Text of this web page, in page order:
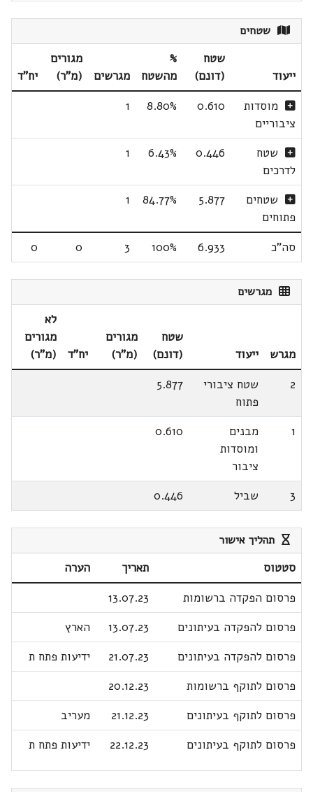
שטחים
ייעוד
שטח
(דונם)
%
מהשטח
מגרשים
מגורים
(מ"ר)
יח"ד
מוסדות
ציבוריים
0.610
8.80%
1
שטח
לדרכים
0.446
6.43%
1
שטחים
פתוחים
5.877
84.77%
1
סה"כ 6.933
100%
3
0
0
מגרשים
מגרש ייעוד
שטח
(דונם)
מגורים
(מ"ר)
יח"ד
לא
מגורים
(מ"ר)
2
שטח ציבורי
פתוח
5.877
1
מבנים
ומוסדות
ציבור
0.610
3 שביל 0.446
תהליך אישור
סטטוס תאריך
הערה
פרסום הפקדה ברשומות
13.07.23
פרסום להפקדה בעיתונים
13.07.23
הארץ
פרסום להפקדה בעיתונים
21.07.23
ידיעות פתח ת
פרסום לתוקף ברשומות
20.12.23
פרסום לתוקף בעיתונים
21.12.23
מעריב
פרסום לתוקף בעיתונים
22.12.23 ידיעות פתח ת